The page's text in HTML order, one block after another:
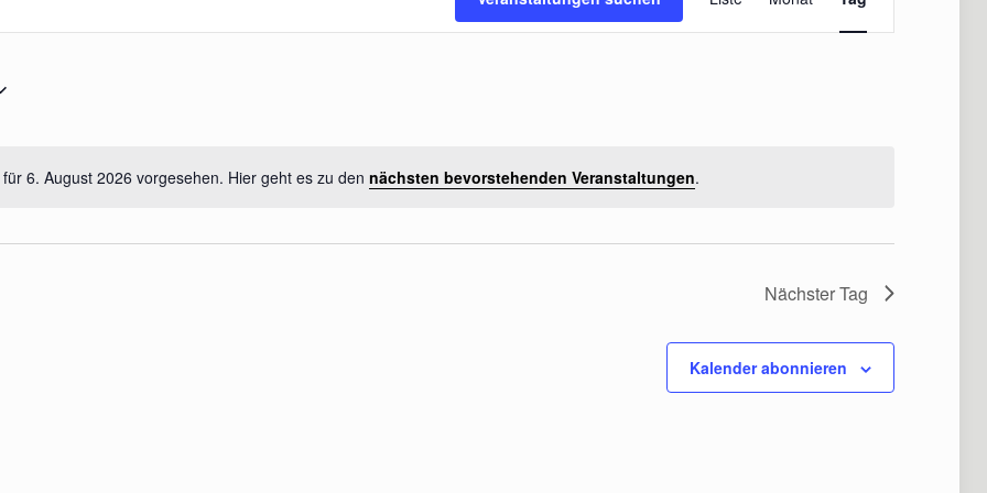
Hinweis
6. August 2026 vorgesehen. Hier geht es zu den nächsten bevorstehenden Veranstaltungen.
Ansichten-
Navigation
Nächster Tag
Kalender abonnieren